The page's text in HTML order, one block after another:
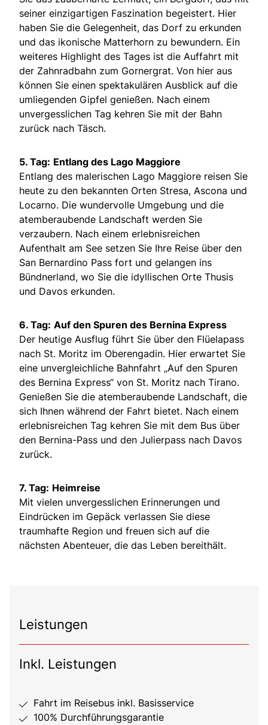
seiner einzigartigen Faszination begeistert. Hier
haben Sie die Gelegenheit, das Dorf zu erkunden
und das ikonische Matterhorn zu bewundern. Ein
weiteres Highlight des Tages ist die Auffahrt mit
der Zahnradbahn zum Gornergrat. Von hier aus
können Sie einen spektakulären Ausblick auf die
umliegenden Gipfel genießen. Nach einem
unvergesslichen Tag kehren Sie mit der Bahn
zurück nach Täsch.
5. Tag: Entlang des Lago Maggiore
Entlang des malerischen Lago Maggiore reisen Sie
heute zu den bekannten Orten Stresa, Ascona und
Locarno. Die wundervolle Umgebung und die
atemberaubende Landschaft werden Sie
verzaubern. Nach einem erlebnisreichen
Aufenthalt am See setzen Sie Ihre Reise über den
San Bernardino Pass fort und gelangen ins
Bündnerland, wo Sie die idyllischen Orte Thusis
und Davos erkunden.
6. Tag: Auf den Spuren des Bernina Express
Der heutige Ausflug führt Sie über den Flüelapass
nach St. Moritz im Oberengadin. Hier erwartet Sie
eine unvergleichliche Bahnfahrt „Auf den Spuren
des Bernina Express“ von St. Moritz nach Tirano.
Genießen Sie die atemberaubende Landschaft, die
sich Ihnen während der Fahrt bietet. Nach einem
erlebnisreichen Tag kehren Sie mit dem Bus über
den Bernina-Pass und den Julierpass nach Davos
zurück.
7. Tag: Heimreise
Mit vielen unvergesslichen Erinnerungen und
Eindrücken im Gepäck verlassen Sie diese
traumhafte Region und freuen sich auf die
nächsten Abenteuer, die das Leben bereithält.
Leistungen
Inkl. Leistungen
Fahrt im Reisebus inkl. Basisservice
100% Durchführungsgarantie